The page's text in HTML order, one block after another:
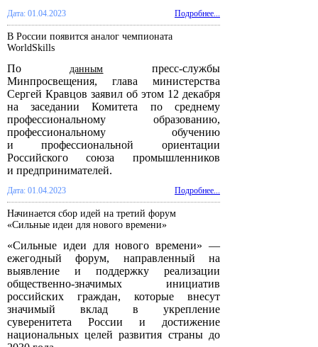
Дата: 01.04.2023 Подробнее...
В России появится аналог чемпионата
WorldSkills
По данным пресс-службы
Минпросвещения, глава министерства
Сергей Кравцов заявил об этом 12 декабря
на заседании Комитета по среднему
профессиональному образованию,
профессиональному обучению
и профессиональной ориентации
Российского союза промышленников
и предпринимателей.
Дата: 01.04.2023 Подробнее...
Начинается сбор идей на третий форум
«Сильные идеи для нового времени»
«Сильные идеи для нового времени» —
ежегодный форум, направленный на
выявление и поддержку реализации
общественно-значимых инициатив
российских граждан, которые внесут
значимый вклад в укрепление
суверенитета России и достижение
национальных целей развития страны до